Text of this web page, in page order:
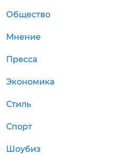
Общество
Мнение
Пресса
Экономика
Стиль
Спорт
Шоубиз